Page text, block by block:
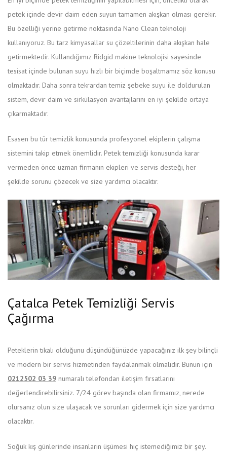
petek içinde devir daim eden suyun tamamen akışkan olması gerekir.
Bu özelliği yerine getirme noktasında Nano Clean teknoloji
kullanıyoruz. Bu tarz kimyasallar su çözeltilerinin daha akışkan hale
getirmektedir. Kullandığımız Ridgid makine teknolojisi sayesinde
tesisat içinde bulunan suyu hızlı bir biçimde boşaltmamız söz konusu
olmaktadır. Daha sonra tekrardan temiz şebeke suyu ile doldurulan
sistem, devir daim ve sirkülasyon avantajlarını en iyi şekilde ortaya
çıkarmaktadır.
Esasen bu tür temizlik konusunda profesyonel ekiplerin çalışma
sistemini takip etmek önemlidir. Petek temizliği konusunda karar
vermeden önce uzman firmanın ekipleri ve servis desteği, her
şekilde sorunu çözecek ve size yardımcı olacaktır.
Çatalca Petek Temizliği Servis
Çağırma
Peteklerin tıkalı olduğunu düşündüğünüzde yapacağınız ilk şey bilinçli
ve modern bir servis hizmetinden faydalanmak olmalıdır. Bunun için
0212502 03 39 numaralı telefondan iletişim fırsatlarını
değerlendirebilirsiniz. 7/24 görev başında olan firmamız, nerede
olursanız olun size ulaşacak ve sorunları gidermek için size yardımcı
olacaktır.
Soğuk kış günlerinde insanların üşümesi hiç istemediğimiz bir şey.